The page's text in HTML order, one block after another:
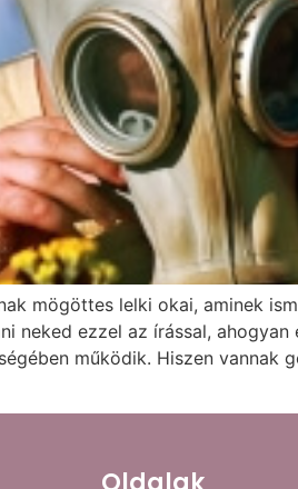
mögöttes lelki okai, aminek
neked ezzel az írással,
működik. Hiszen vannak